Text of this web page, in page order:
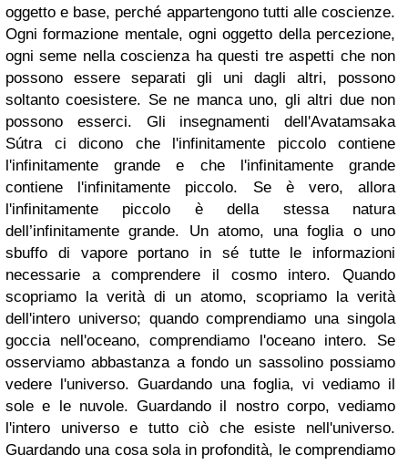
oggetto e base, perché appartengono tutti alle coscienze.
Ogni formazione mentale, ogni oggetto della percezione,
ogni seme nella coscienza ha questi tre aspetti che non
possono essere separati gli uni dagli altri, possono
soltanto coesistere. Se ne manca uno, gli altri due non
possono esserci. Gli insegnamenti dell'Avatamsaka
Sútra ci dicono che l'infinitamente piccolo contiene
l'infinitamente grande e che l'infinitamente grande
contiene l'infinitamente piccolo. Se è vero, allora
l'infinitamente piccolo è della stessa natura
dell’infinitamente grande. Un atomo, una foglia o uno
sbuffo di vapore portano in sé tutte le informazioni
necessarie a comprendere il cosmo intero. Quando
scopriamo la verità di un atomo, scopriamo la verità
dell'intero universo; quando comprendiamo una singola
goccia nell'oceano, comprendiamo l'oceano intero. Se
osserviamo abbastanza a fondo un sassolino possiamo
vedere l'universo. Guardando una foglia, vi vediamo il
sole e le nuvole. Guardando il nostro corpo, vediamo
l'intero universo e tutto ciò che esiste nell'universo.
Guardando una cosa sola in profondità, le comprendiamo